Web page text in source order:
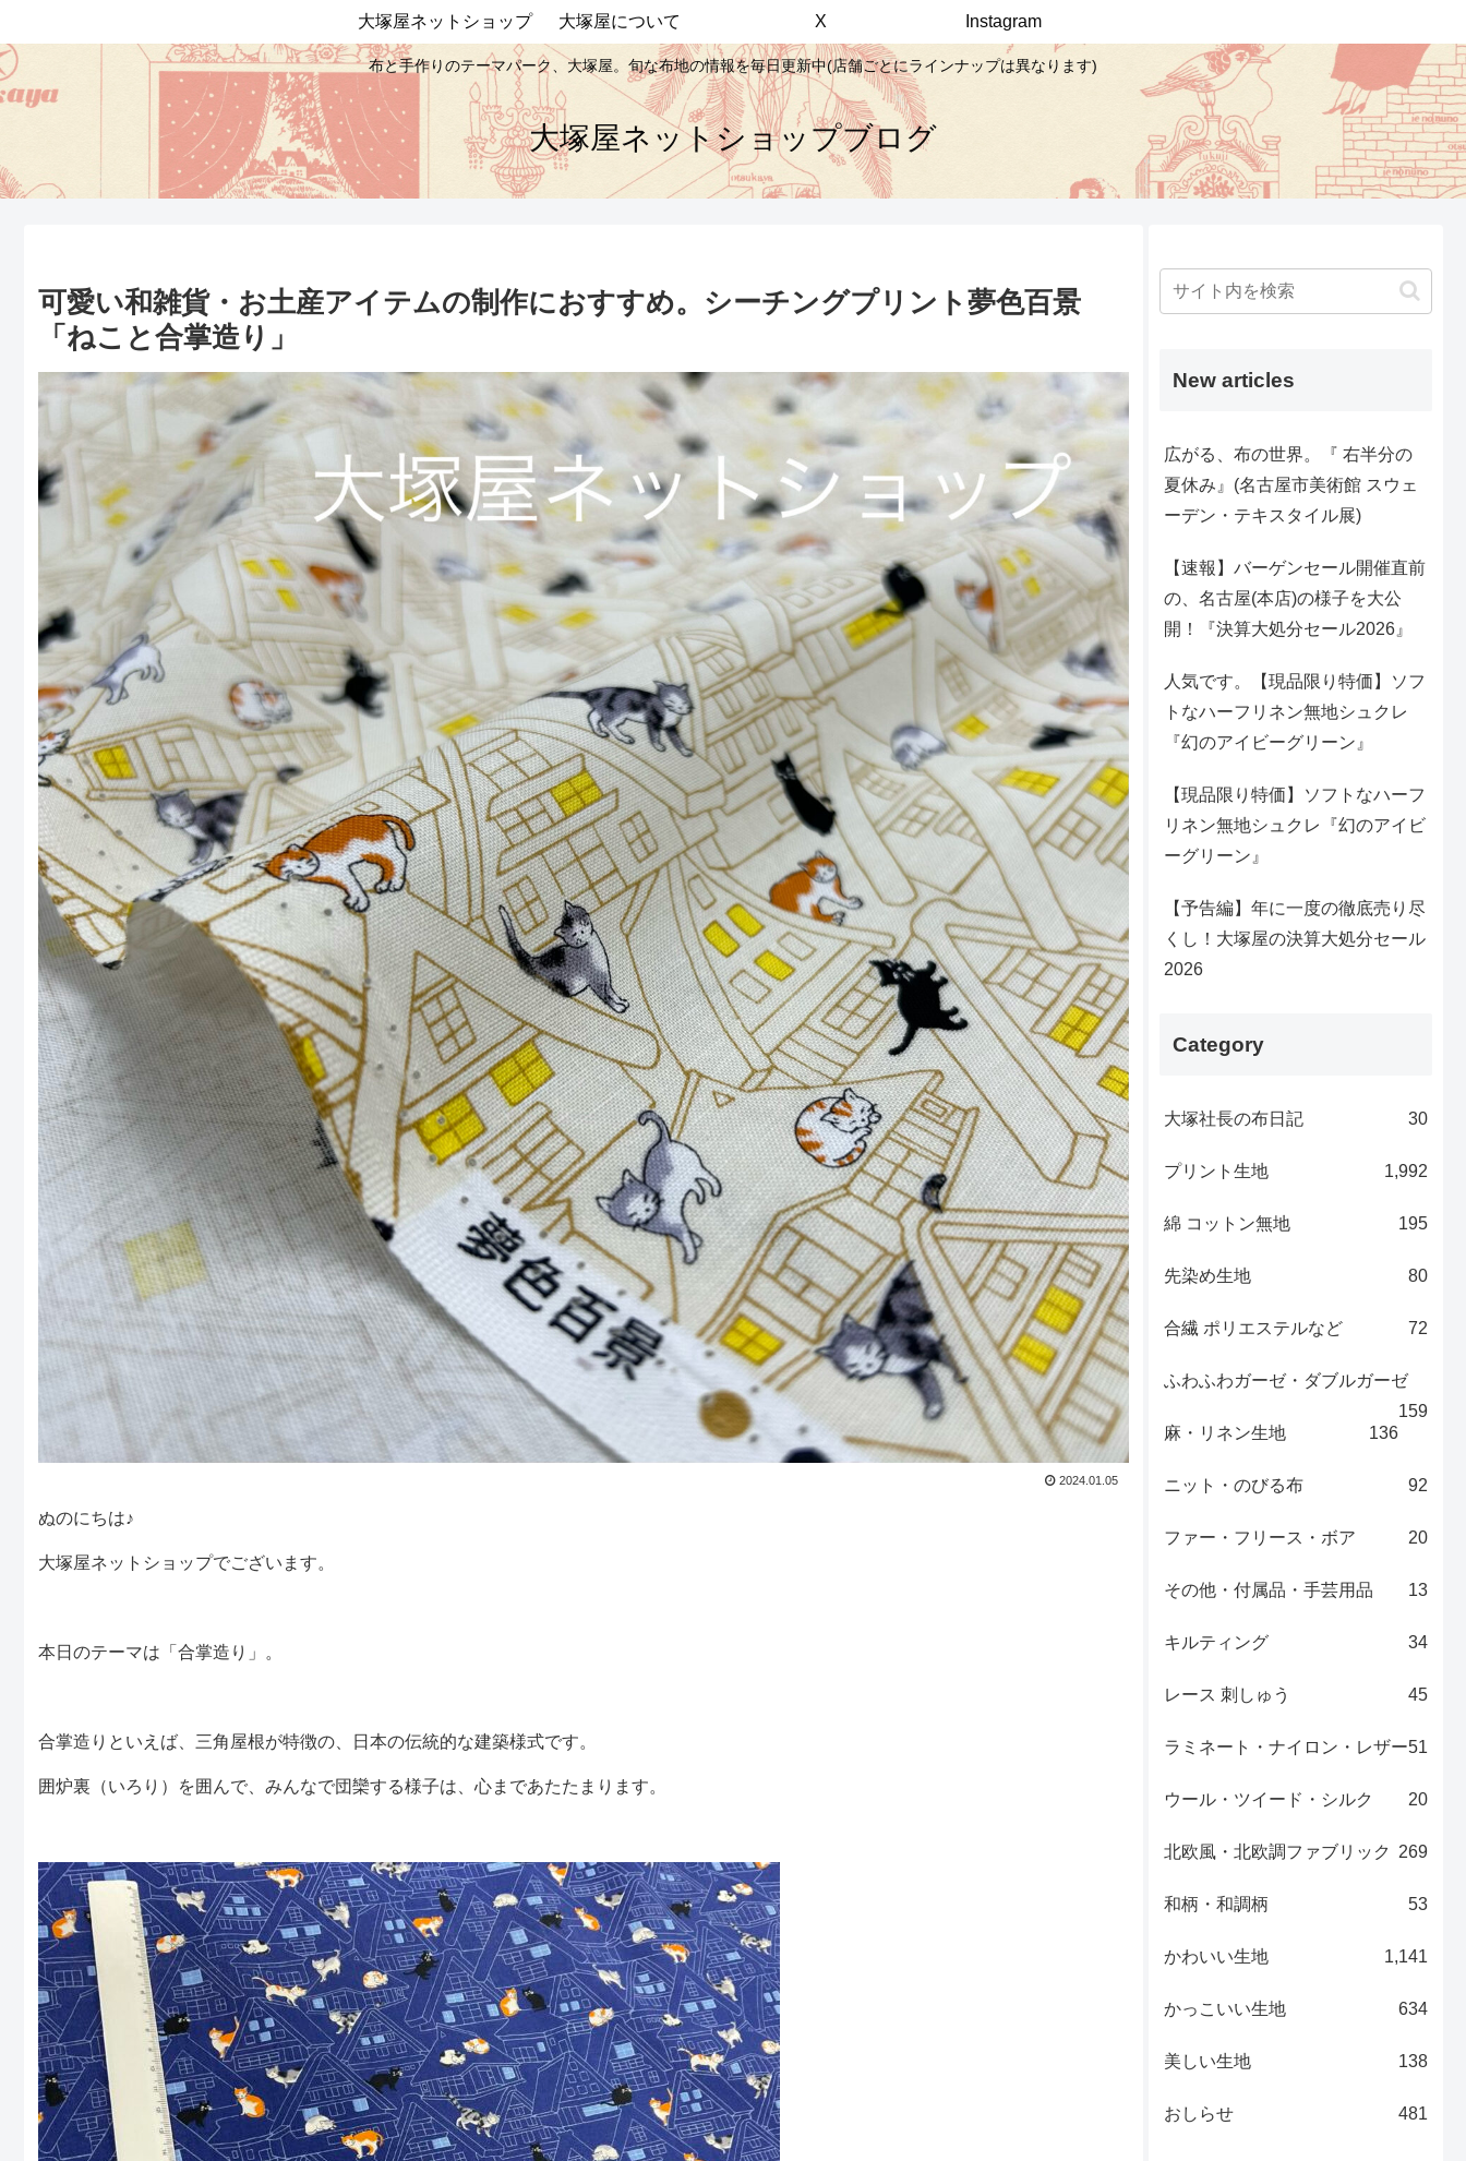
布と手作りのテーマパーク、大塚屋。旬な布地の情報を毎日更新中(店舗ごとにラインナップは異なります)
大塚屋ネットショップブログ
大塚屋ネットショップ 大塚屋について X Instagram
可愛い和雑貨・お土産アイテムの制作におすすめ。シーチングプリント夢色百景
「ねこと合掌造り」
2024.01.05
ぬのにちは♪
大塚屋ネットショップでございます。
本日のテーマは「合掌造り」。
合掌造りといえば、三角屋根が特徴の、日本の伝統的な建築様式です。
囲炉裏（いろり）を囲んで、みんなで団欒する様子は、心まであたたまります。
New articles
広がる、布の世界。『 右半分の
夏休み』(名古屋市美術館 スウェ
ーデン・テキスタイル展)
【速報】バーゲンセール開催直前
の、名古屋(本店)の様子を大公
開！『決算大処分セール2026』
人気です。【現品限り特価】ソフ
トなハーフリネン無地シュクレ
『幻のアイビーグリーン』
【現品限り特価】ソフトなハーフ
リネン無地シュクレ『幻のアイビ
ーグリーン』
【予告編】年に一度の徹底売り尽
くし！大塚屋の決算大処分セール
2026
Category
大塚社長の布日記 30
プリント生地 1,992
綿 コットン無地 195
先染め生地 80
合繊 ポリエステルなど 72
ふわふわガーゼ・ダブルガーゼ
159
麻・リネン生地
136
ニット・のびる布 92
ファー・フリース・ボア 20
その他・付属品・手芸用品 13
キルティング 34
レース 刺しゅう 45
ラミネート・ナイロン・レザー51
ウール・ツイード・シルク 20
北欧風・北欧調ファブリック 269
和柄・和調柄 53
かわいい生地 1,141
かっこいい生地 634
美しい生地 138
おしらせ 481